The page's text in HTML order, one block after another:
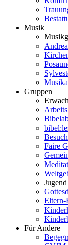
Musik
Gruppen
Faire
Jugend
Für Andere